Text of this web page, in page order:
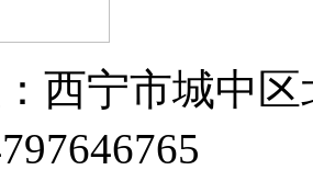
西宁市城中区